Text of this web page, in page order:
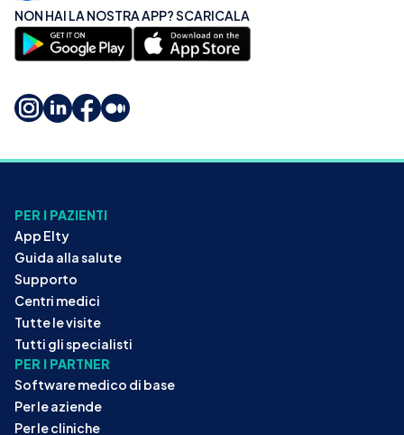
NON HAI LA NOSTRA APP? SCARICALA
PER I PAZIENTI
App Elty
Guida alla salute
Supporto
Centri medici
Tutte le visite
Tutti gli specialisti
PER I PARTNER
Software medico di base
Per le aziende
Per le cliniche